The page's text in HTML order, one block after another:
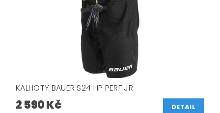
KALHOTY BAUER S24 HP PERF JR
2 590 Kč DETAIL